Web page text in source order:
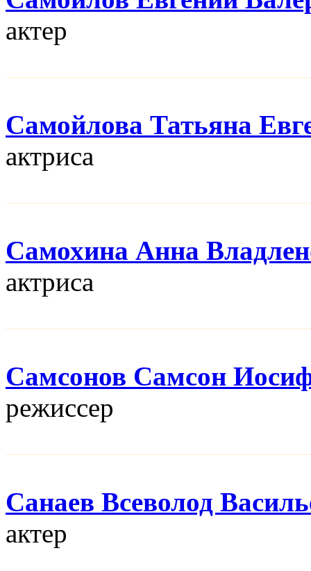
актер
Самойлова Татьяна
актриса
Самохина Анна
актриса
Самсонов Самсон
режисcер
Санаев Всеволод
актер